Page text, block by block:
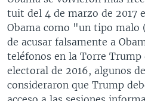
tuit del 4 de marzo de 2017
Obama como "un tipo malo
de acusar falsamente a
teléfonos en la Torre Trump
electoral de 2016, algunos
consideraron que Trump